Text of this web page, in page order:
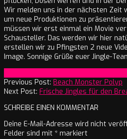
Wir melden uns in der nächsten Zeit
um neue Produktionen zu
müssen wir erst einmal ein Movie
Schausteller. Das werden wir hier
erstellen wir zu Pfingsten 2 neue
Image. Sonnige Grüße euer Jingle-
04-
07
Previous Post: Beach Monster Polyp
Next Post: Frische Jingles für den
SCHREIBE EINEN KOMMENTAR
Deine E-Mail-Adresse wird nicht
Felder sind mit * markiert